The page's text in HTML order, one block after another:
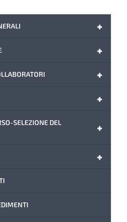
+
+
+
+
+
SELEZIONE DEL
+